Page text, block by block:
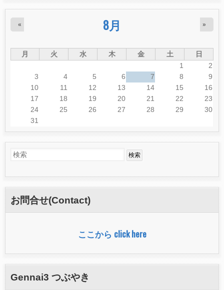
8月
« »
月 火 水 木 金 土
日
1
2
3
4 5 6 7 8
9
10
11 12 13 14 15
16
17
18 19 20 21 22
23
24
25 26 27 28 29
30
31
索
フ
ォ
検
お問合せ(Contact)
ここから click here
Gennai3 つぶやき